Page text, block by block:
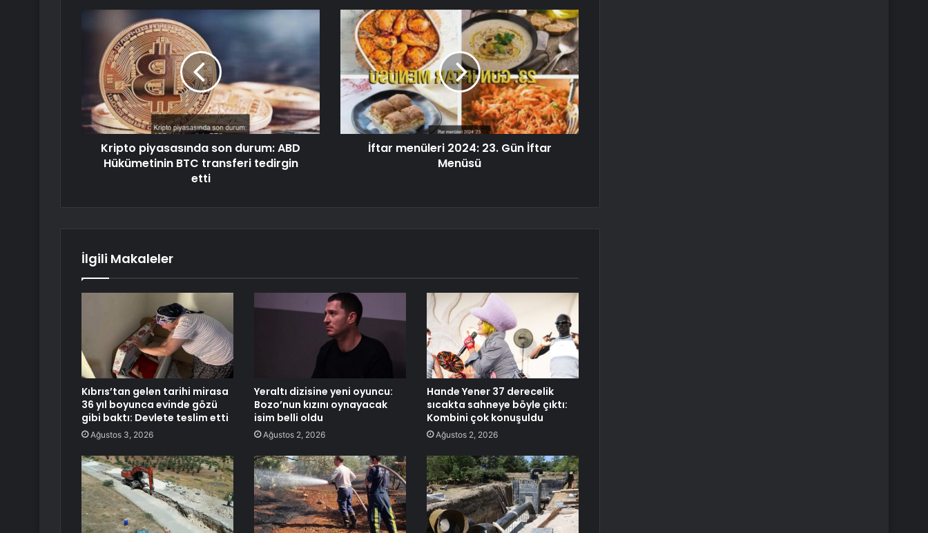
Kripto piyasasında son durum: ABD
Hükümetinin BTC transferi tedirgin
etti
İftar menüleri 2024: 23. Gün İftar
Menüsü
İlgili Makaleler
Kıbrıs’tan gelen tarihi mirasa
36 yıl boyunca evinde gözü
gibi baktı: Devlete teslim etti
Ağustos 3, 2026
Yeraltı dizisine yeni oyuncu:
Bozo’nun kızını oynayacak
isim belli oldu
Ağustos 2, 2026
Hande Yener 37 derecelik
sıcakta sahneye böyle çıktı:
Kombini çok konuşuldu
Ağustos 2, 2026